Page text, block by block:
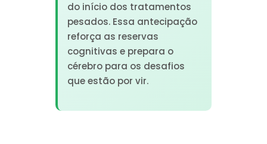
do início dos tratamentos
pesados. Essa antecipação
reforça as reservas
cognitivas e prepara o
cérebro para os desafios
que estão por vir.